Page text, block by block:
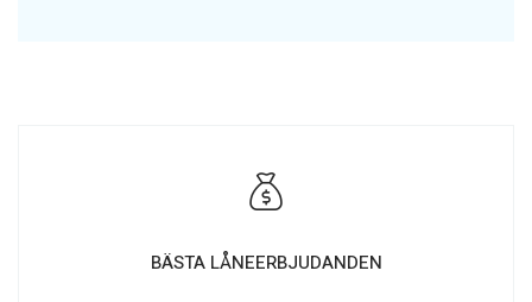
BÄSTA LÅNEERBJUDANDEN